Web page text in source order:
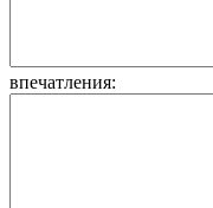
впечатления: